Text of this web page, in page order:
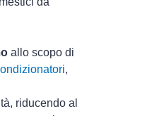
allo scopo di
,
riducendo al